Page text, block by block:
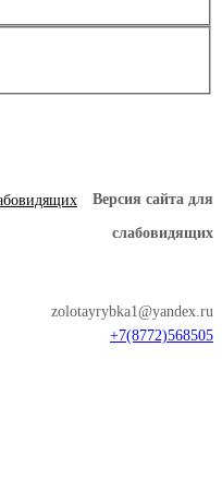
Версия сайта для
слабовидящих
zolotayrybka1@yandex.ru
+7(8772)568505